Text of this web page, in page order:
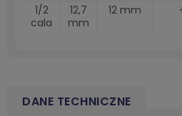
1/2
cala
12,7
mm
12 mm
DANE TECHNICZNE